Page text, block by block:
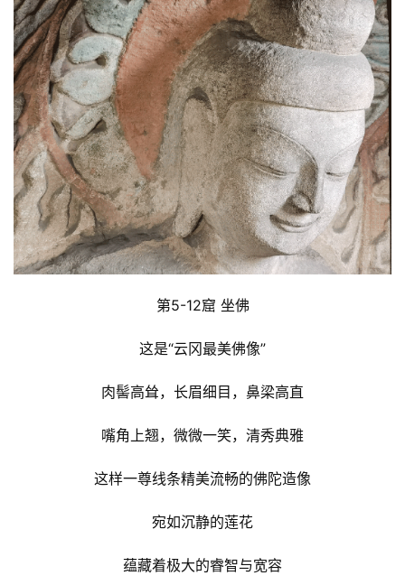
第5-12窟 坐佛
这是“云冈最美佛像”
肉髻高耸，长眉细目，鼻梁高直
嘴角上翘，微微一笑，清秀典雅
这样一尊线条精美流畅的佛陀造像
宛如沉静的莲花
蕴藏着极大的睿智与宽容